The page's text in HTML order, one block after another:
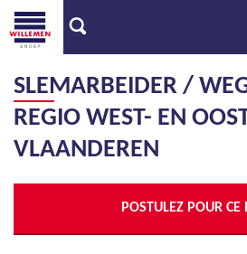
SLEMARBEIDER /
REGIO WEST- EN
VLAANDEREN
POSTULEZ POUR CE